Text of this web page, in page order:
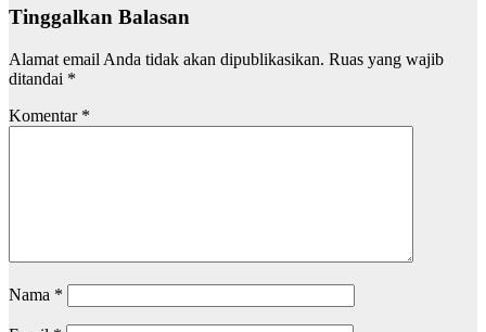
Tinggalkan Balasan
Alamat email Anda tidak akan dipublikasikan. Ruas yang wajib
ditandai *
Komentar *
Nama *